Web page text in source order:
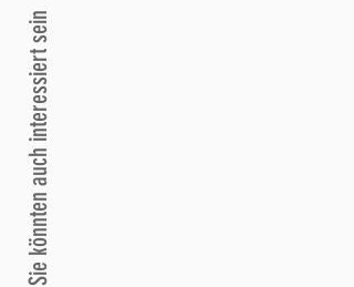
Sie könnten auch interessiert sein